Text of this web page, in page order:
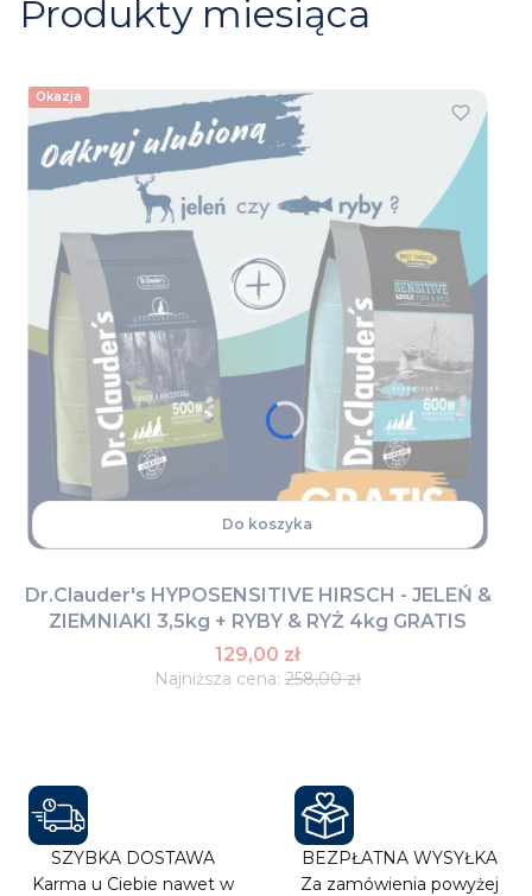
Produkty miesiąca
Okazja
Do koszyka
Dr.Clauder's HYPOSENSITIVE HIRSCH - JELEŃ &
ZIEMNIAKI 3,5kg + RYBY & RYŻ 4kg GRATIS
129,00 zł
Najniższa cena: 258,00 zł
SZYBKA DOSTAWA
Karma u Ciebie nawet w
BEZPŁATNA WYSYŁKA
Za zamówienia powyżej